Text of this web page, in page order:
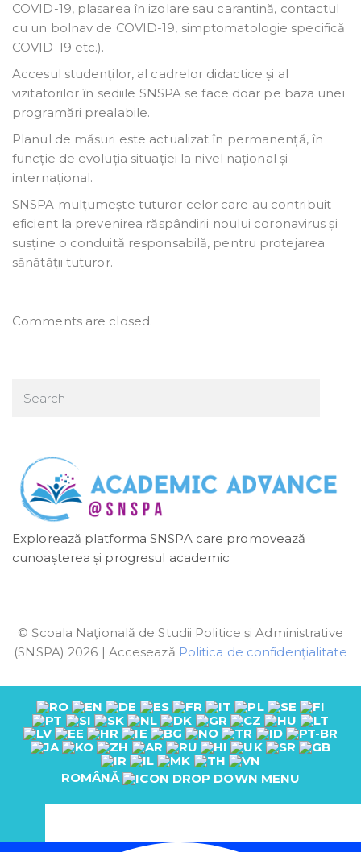
COVID-19, plasarea în izolare sau carantină, contactul
cu un bolnav de COVID-19, simptomatologie specifică
COVID-19 etc.).
Accesul studenților, al cadrelor didactice și al
vizitatorilor în sediile SNSPA se face doar pe baza unei
programări prealabile.
Planul de măsuri este actualizat în permanență, în
funcție de evoluția situației la nivel național și
internațional.
SNSPA mulțumește tuturor celor care au contribuit
eficient la prevenirea răspândirii noului coronavirus și
susține o conduită responsabilă, pentru protejarea
sănătății tuturor.
Comments are closed.
Explorează platforma SNSPA care promovează
cunoașterea și progresul academic
© Școala Naţională de Studii Politice și Administrative
(SNSPA) 2026 | Accesează Politica de confidenţialitate
ROMÂNĂ